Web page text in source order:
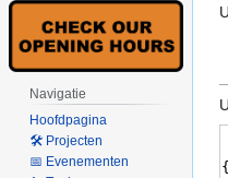
Navigatie
Hoofdpagina
🛠 Projecten
📅 Evenementen